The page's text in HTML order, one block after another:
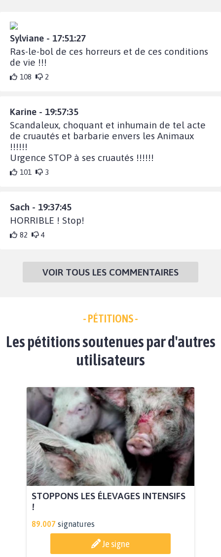
Sylviane - 17:51:27
Ras-le-bol de ces horreurs et de ces conditions
de vie !!!
108 2
Karine - 19:57:35
Scandaleux, choquant et inhumain de tel acte
de cruautés et barbarie envers les Animaux
!!!!!!
Urgence STOP à ses cruautés !!!!!!
101 3
Sach - 19:37:45
HORRIBLE ! Stop!
82 4
VOIR TOUS LES COMMENTAIRES
- PÉTITIONS -
Les pétitions soutenues par d'autres
utilisateurs
STOPPONS LES ÉLEVAGES INTENSIFS
!
89.007 signatures
Je signe